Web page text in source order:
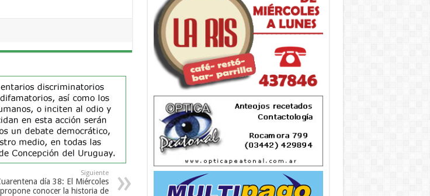
Siguiente
día 38: El Miércoles
conocer la historia de